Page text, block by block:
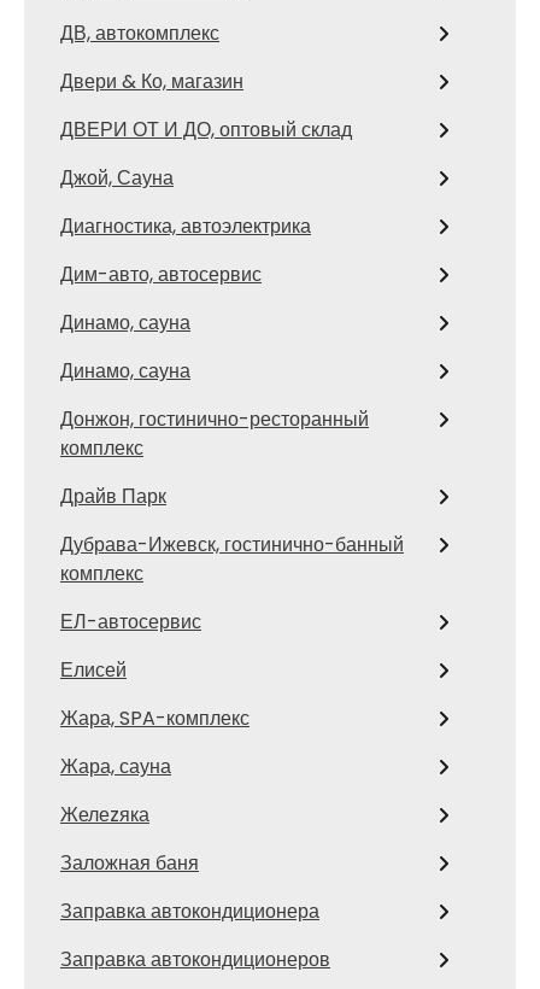
ДВ, автокомплекс
Двери & Ко, магазин
ДВЕРИ ОТ И ДО, оптовый склад
Джой, Сауна
Диагностика, автоэлектрика
Дим-авто, автосервис
Динамо, сауна
Динамо, сауна
Донжон, гостинично-ресторанный
комплекс
Драйв Парк
Дубрава-Ижевск, гостинично-банный
комплекс
ЕЛ-автосервис
Елисей
Жара, SPA-комплекс
Жара, сауна
Желеzяка
Заложная баня
Заправка автокондиционера
Заправка автокондиционеров